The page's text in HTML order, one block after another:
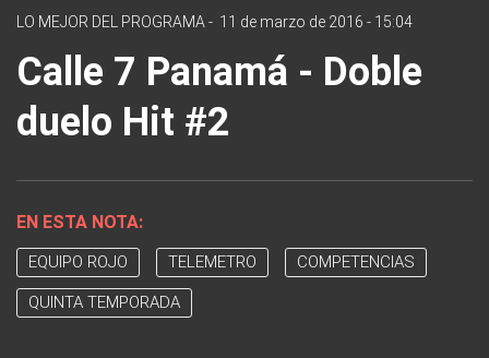
LO MEJOR DEL PROGRAMA - 11 de marzo de 2016 - 15:04
Calle 7 Panamá - Doble
duelo Hit #2
EN ESTA NOTA:
EQUIPO ROJO TELEMETRO COMPETENCIAS
QUINTA TEMPORADA